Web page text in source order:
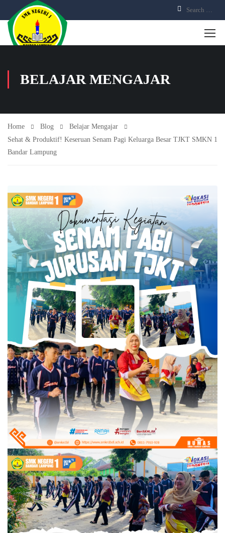
BELAJAR MENGAJAR
Home Blog
Belajar Mengajar
Sehat & Produktif! Keseruan Senam Pagi Keluarga Besar TJKT SMKN 1
Bandar Lampung